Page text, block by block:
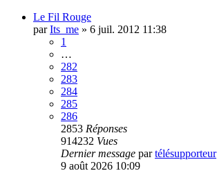
Le Fil Rouge
parIts_me » 6 juil. 2012 11:38
1
…
282
283
284
285
286
2853 Réponses
914232 Vues
Dernier message partélésupporteur
9 août 2026 10:09